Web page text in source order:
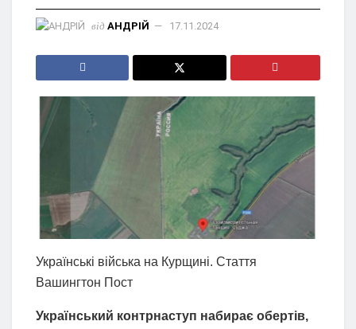
від АНДРІЙ 17.11.2024
Українські війська на Курщині. Стаття
Вашингтон Пост
Український контрнаступ набирає обертів,